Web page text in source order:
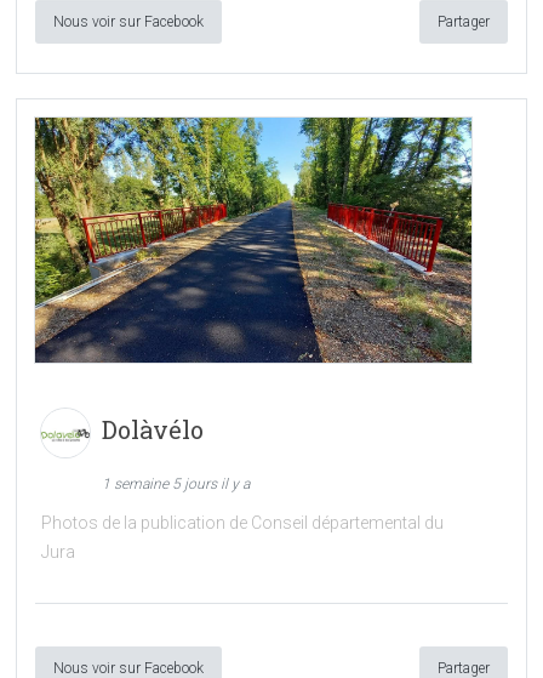
Nous voir sur Facebook Partager
Dolàvélo
1 semaine 5 jours il y a
Photos de la publication de Conseil départemental du
Jura
Nous voir sur Facebook Partager